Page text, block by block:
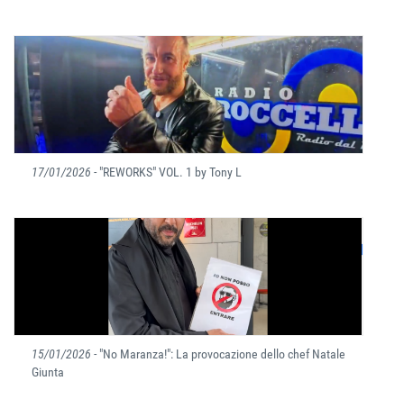
17/01/2026 - "REWORKS" VOL. 1 by Tony L
15/01/2026 - "No Maranza!": La provocazione dello chef Natale
Giunta